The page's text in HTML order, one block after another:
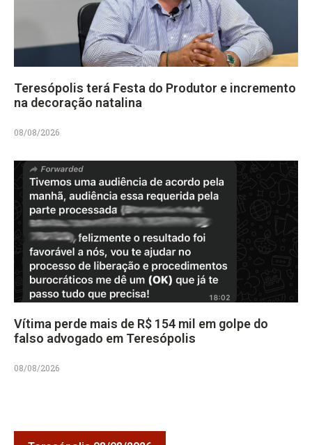
Teresópolis terá Festa do Produtor e incremento
na decoração natalina
08/08/2026
Vítima perde mais de R$ 154 mil em golpe do
falso advogado em Teresópolis
08/08/2026